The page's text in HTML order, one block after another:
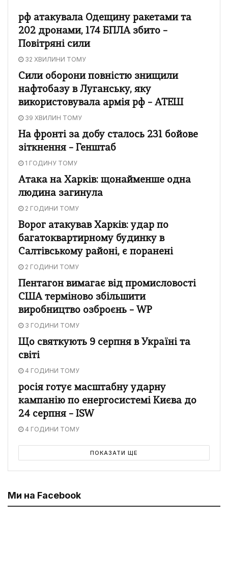
рф атакувала Одещину ракетами та
202 дронами, 174 БПЛА збито –
Повітряні сили
32 ХВИЛИНИ ТОМУ
Сили оборони повністю знищили
нафтобазу в Луганську, яку
використовувала армія рф – АТЕШ
39 ХВИЛИН ТОМУ
На фронті за добу сталось 231 бойове
зіткнення – Генштаб
1 ГОДИНУ ТОМУ
Атака на Харків: щонайменше одна
людина загинула
2 ГОДИНИ ТОМУ
Ворог атакував Харків: удар по
багатоквартирному будинку в
Салтівському районі, є поранені
2 ГОДИНИ ТОМУ
Пентагон вимагає від промисловості
США терміново збільшити
виробництво озброєнь – WP
3 ГОДИНИ ТОМУ
Що святкують 9 серпня в Україні та
світі
4 ГОДИНИ ТОМУ
росія готує масштабну ударну
кампанію по енергосистемі Києва до
24 серпня – ISW
4 ГОДИНИ ТОМУ
ПОКАЗАТИ ЩЕ
Ми на Facebook